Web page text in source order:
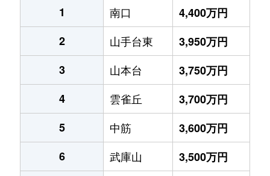
1
南口
4,400万円
2
山手台東
3,950万円
3
山本台
3,750万円
4
雲雀丘
3,700万円
5
中筋
3,600万円
6
武庫山
3,500万円